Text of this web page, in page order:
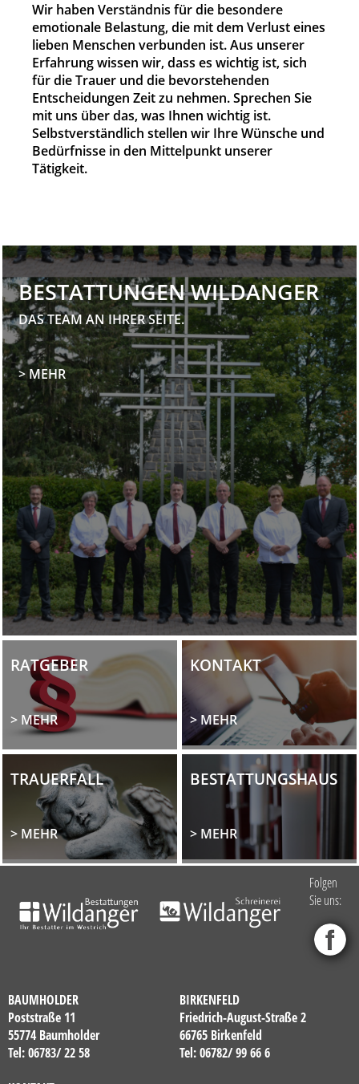
Wir haben Verständnis für die besondere
emotionale Belastung, die mit dem Verlust eines
lieben Menschen verbunden ist. Aus unserer
Erfahrung wissen wir, dass es wichtig ist, sich
für die Trauer und die bevorstehenden
Entscheidungen Zeit zu nehmen. Sprechen Sie
mit uns über das, was Ihnen wichtig ist.
Selbstverständlich stellen wir Ihre Wünsche und
Bedürfnisse in den Mittelpunkt unserer
Tätigkeit.
BESTATTUNGEN WILDANGER
DAS TEAM AN IHRER SEITE.
> MEHR
RATGEBER
> MEHR
KONTAKT
> MEHR
TRAUERFALL
> MEHR
BESTATTUNGSHAUS
> MEHR
Folgen
Sie uns:
BAUMHOLDER
Poststraße 11
55774 Baumholder
Tel: 06783/ 22 58
BIRKENFELD
Friedrich-August-Straße 2
66765 Birkenfeld
Tel: 06782/ 99 66 6